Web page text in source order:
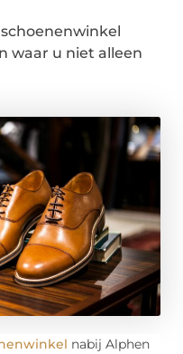
waar u niet alleen
nabij Alphen